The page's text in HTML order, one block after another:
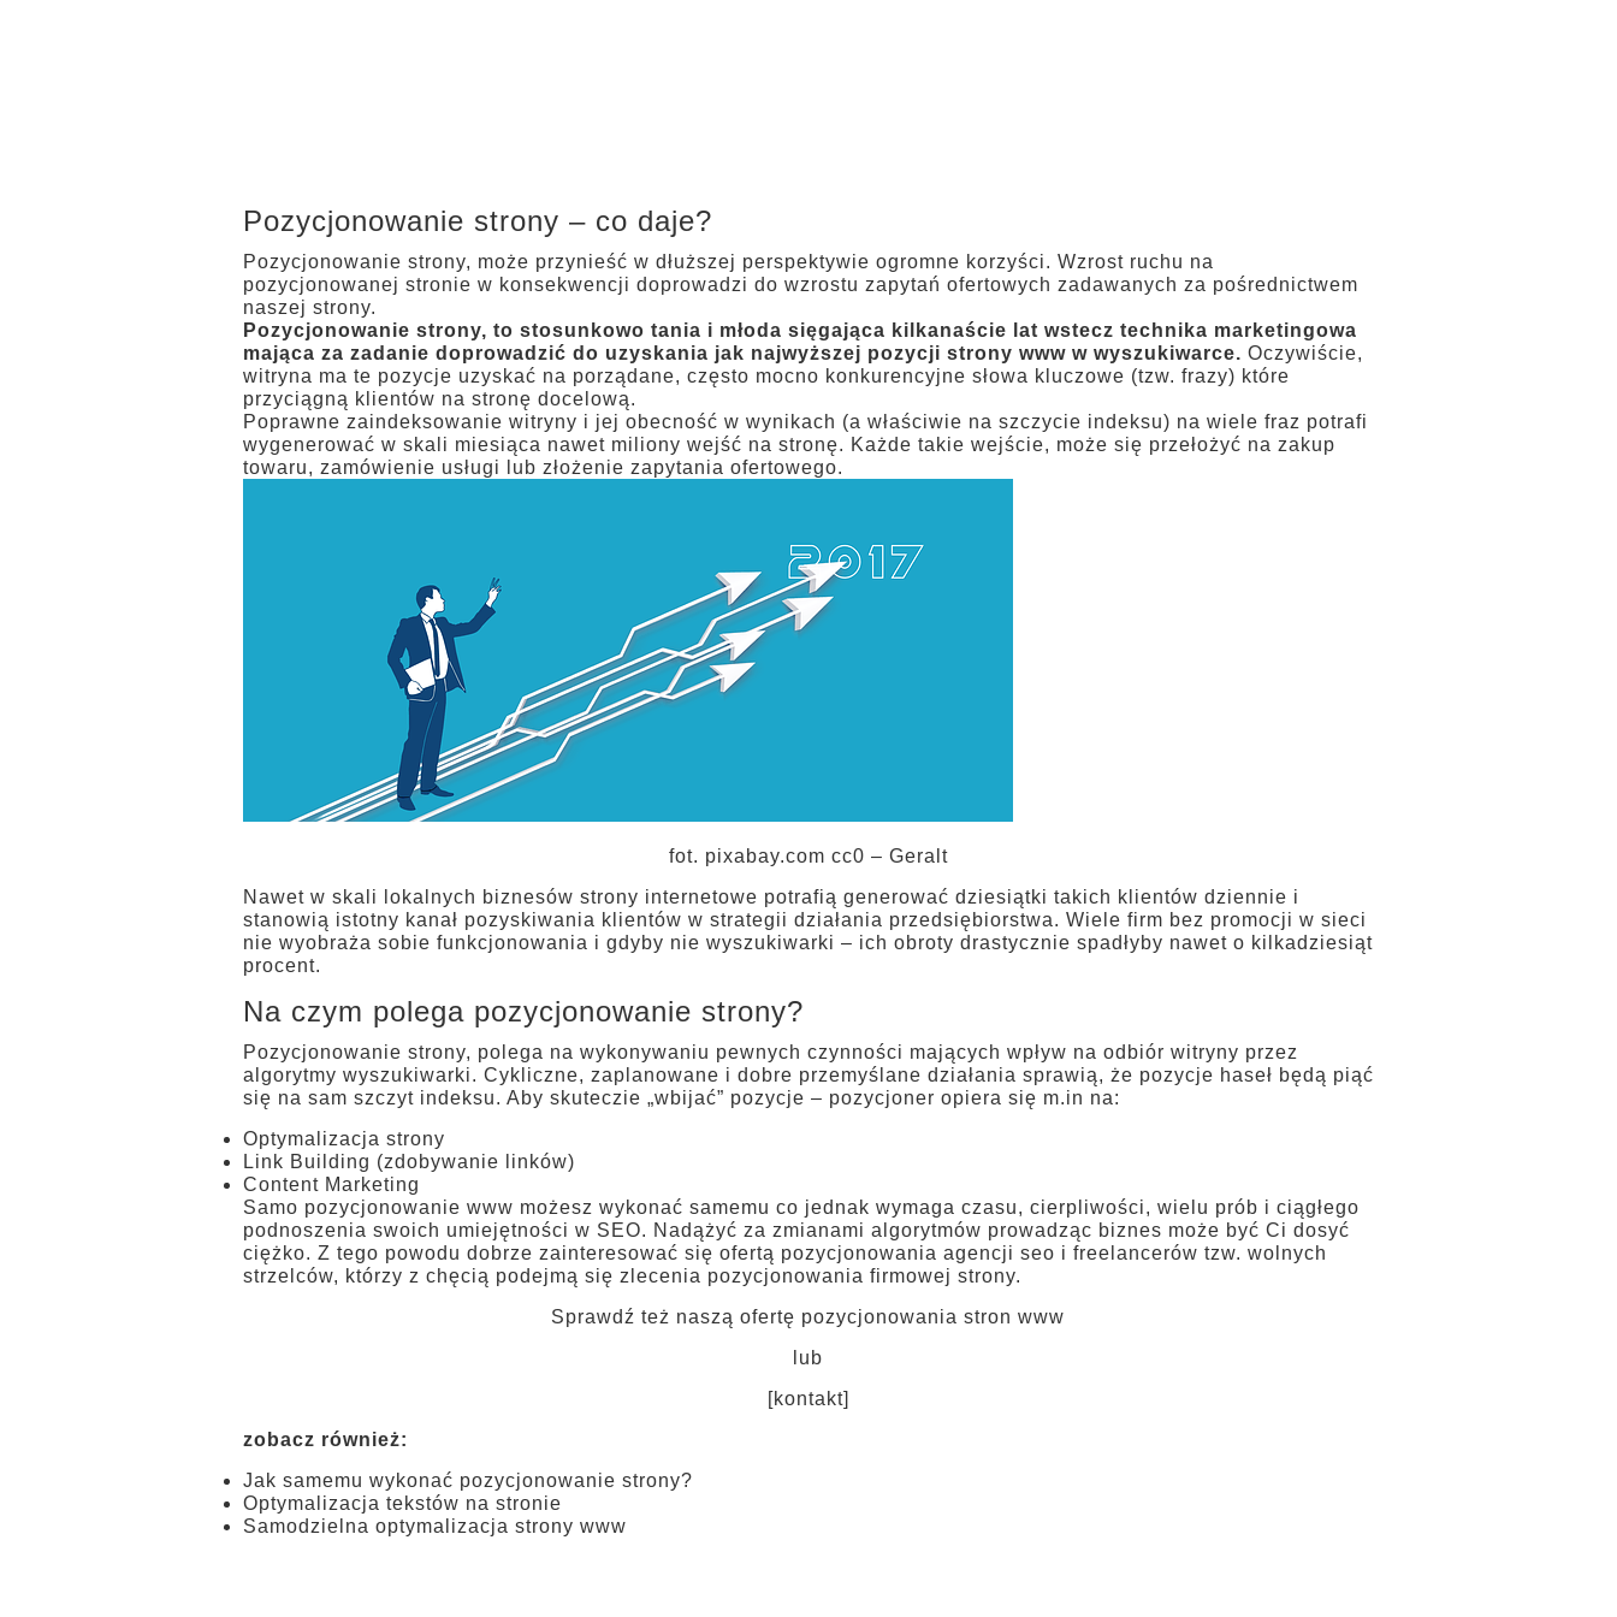
Pozycjonowanie strony – co daje?
Pozycjonowanie strony, może przynieść w dłuższej perspektywie ogromne korzyści. Wzrost ruchu na
pozycjonowanej stronie w konsekwencji doprowadzi do wzrostu zapytań ofertowych zadawanych za pośrednictwem
naszej strony.
Pozycjonowanie strony, to stosunkowo tania i młoda sięgająca kilkanaście lat wstecz technika marketingowa
mająca za zadanie doprowadzić do uzyskania jak najwyższej pozycji strony www w wyszukiwarce. Oczywiście,
witryna ma te pozycje uzyskać na porządane, często mocno konkurencyjne słowa kluczowe (tzw. frazy) które
przyciągną klientów na stronę docelową.
Poprawne zaindeksowanie witryny i jej obecność w wynikach (a właściwie na szczycie indeksu) na wiele fraz potrafi
wygenerować w skali miesiąca nawet miliony wejść na stronę. Każde takie wejście, może się przełożyć na zakup
towaru, zamówienie usługi lub złożenie zapytania ofertowego.
fot. pixabay.com cc0 – Geralt
Nawet w skali lokalnych biznesów strony internetowe potrafią generować dziesiątki takich klientów dziennie i
stanowią istotny kanał pozyskiwania klientów w strategii działania przedsiębiorstwa. Wiele firm bez promocji w sieci
nie wyobraża sobie funkcjonowania i gdyby nie wyszukiwarki – ich obroty drastycznie spadłyby nawet o kilkadziesiąt
procent.
Na czym polega pozycjonowanie strony?
Pozycjonowanie strony, polega na wykonywaniu pewnych czynności mających wpływ na odbiór witryny przez
algorytmy wyszukiwarki. Cykliczne, zaplanowane i dobre przemyślane działania sprawią, że pozycje haseł będą piąć
się na sam szczyt indeksu. Aby skuteczie „wbijać” pozycje – pozycjoner opiera się m.in na:
Optymalizacja strony
Link Building (zdobywanie linków)
Content Marketing
Samo pozycjonowanie www możesz wykonać samemu co jednak wymaga czasu, cierpliwości, wielu prób i ciągłego
podnoszenia swoich umiejętności w SEO. Nadążyć za zmianami algorytmów prowadząc biznes może być Ci dosyć
ciężko. Z tego powodu dobrze zainteresować się ofertą pozycjonowania agencji seo i freelancerów tzw. wolnych
strzelców, którzy z chęcią podejmą się zlecenia pozycjonowania firmowej strony.
Sprawdź też naszą ofertę pozycjonowania stron www
lub
[kontakt]
zobacz również:
Jak samemu wykonać pozycjonowanie strony?
Optymalizacja tekstów na stronie
Samodzielna optymalizacja strony www